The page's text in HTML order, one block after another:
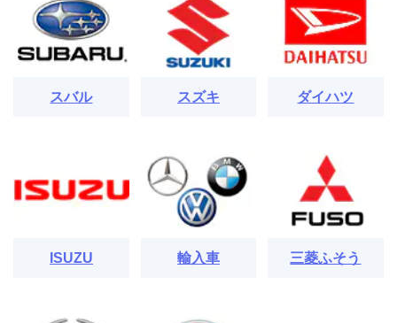
スバル スズキ ダイハツ
ISUZU 輸入車 三菱ふそう